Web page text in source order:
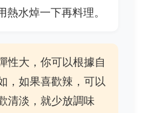
水焯一下再料理。
性大，你可以根據自
，如果喜歡辣，可以
清淡，就少放調味